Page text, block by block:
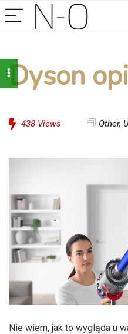
Dyson
438 Views Other,
Nie wiem, jak to wygląda u